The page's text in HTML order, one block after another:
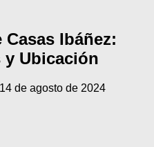
Ibáñez:
y Ubicación
14 de agosto de 2024